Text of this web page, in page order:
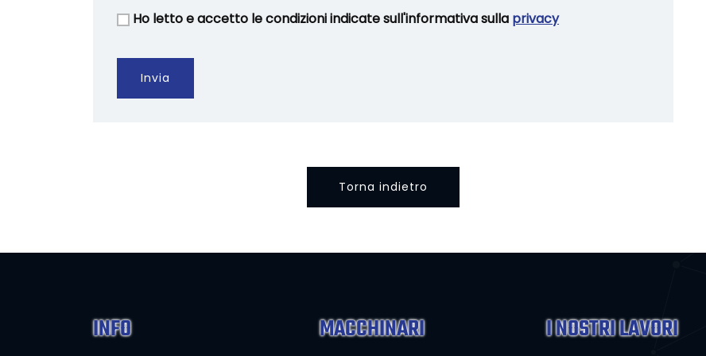
Ho letto e accetto le condizioni indicate sull'informativa sulla privacy
Invia
Torna indietro
INFO MACCHINARI I NOSTRI LAVORI